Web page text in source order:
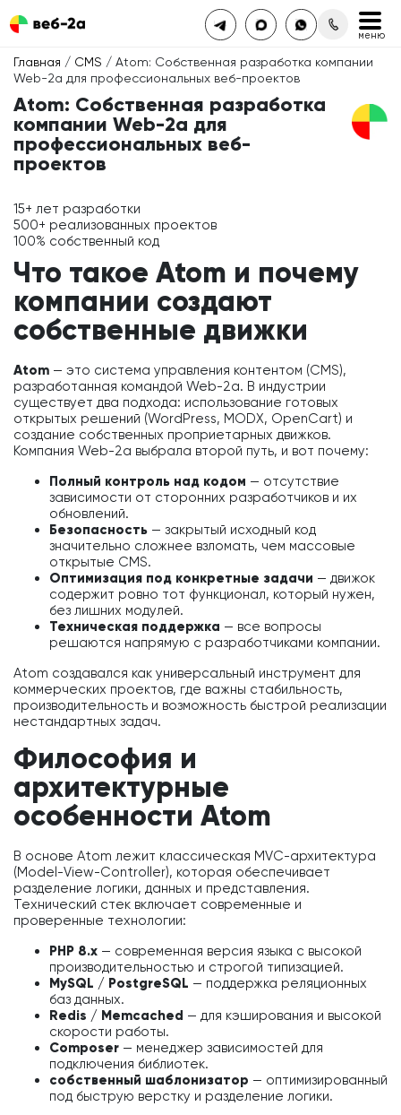
Главная / CMS / Atom: Собственная разработка компании
Web-2a для профессиональных веб-проектов
Atom: Собственная разработка
компании Web-2a для
профессиональных веб-
проектов
15+ лет разработки
500+ реализованных проектов
100% собственный код
Что такое Atom и почему
компании создают
собственные движки
Atom — это система управления контентом (CMS),
разработанная командой Web-2a. В индустрии
существует два подхода: использование готовых
открытых решений (WordPress, MODX, OpenCart) и
создание собственных проприетарных движков.
Компания Web-2a выбрала второй путь, и вот почему:
Полный контроль над кодом — отсутствие
зависимости от сторонних разработчиков и их
обновлений.
Безопасность — закрытый исходный код
значительно сложнее взломать, чем массовые
открытые CMS.
Оптимизация под конкретные задачи — движок
содержит ровно тот функционал, который нужен,
без лишних модулей.
Техническая поддержка — все вопросы
решаются напрямую с разработчиками компании.
Atom создавался как универсальный инструмент для
коммерческих проектов, где важны стабильность,
производительность и возможность быстрой реализации
нестандартных задач.
Философия и
архитектурные
особенности Atom
В основе Atom лежит классическая MVC-архитектура
(Model-View-Controller), которая обеспечивает
разделение логики, данных и представления.
Технический стек включает современные и
проверенные технологии:
PHP 8.x — современная версия языка с высокой
производительностью и строгой типизацией.
MySQL / PostgreSQL — поддержка реляционных
баз данных.
Redis / Memcached — для кэширования и высокой
скорости работы.
Composer — менеджер зависимостей для
подключения библиотек.
собственный шаблонизатор — оптимизированный
под быструю верстку и разделение логики.